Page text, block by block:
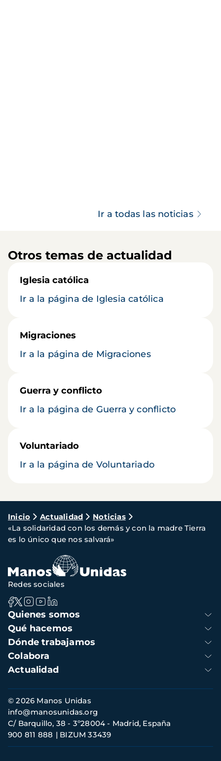
Ir a todas las noticias
Otros temas de actualidad
Iglesia católica
Ir a la página de Iglesia católica
Migraciones
Ir a la página de Migraciones
Guerra y conflicto
Ir a la página de Guerra y conflicto
Voluntariado
Ir a la página de Voluntariado
Ruta
de
navegación
Inicio Actualidad
Noticias
«La solidaridad con los demás y con la madre Tierra
es lo único que nos salvará»
Navegación
principal
Quienes somos
Qué hacemos
Dónde trabajamos
Colabora
Actualidad
Redes sociales
Información
de
contacto
© 2026 Manos Unidas
C/ Barquillo, 38 - 3º28004 - Madrid, España
900 811 888
BIZUM 33439
info@manosunidas.org